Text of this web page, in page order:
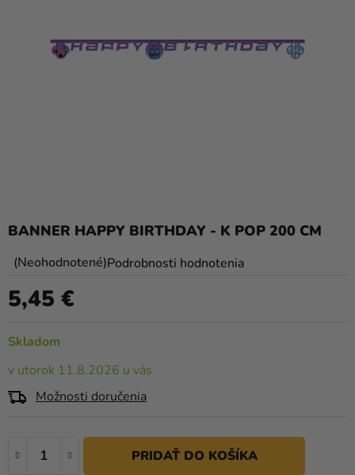
Párty
Darčeky
a merch
Sviatky
Kreatívne
Personalizované
produkty
BANNER HAPPY BIRTHDAY - K POP 200 CM
Priemerné
produktu
0,0
5
hviezdičiek.
NeohodnotenéPodrobnosti hodnotenia
Skladom
v utorok 11.8.2026 u vás
Možnosti doručenia
5,45 €